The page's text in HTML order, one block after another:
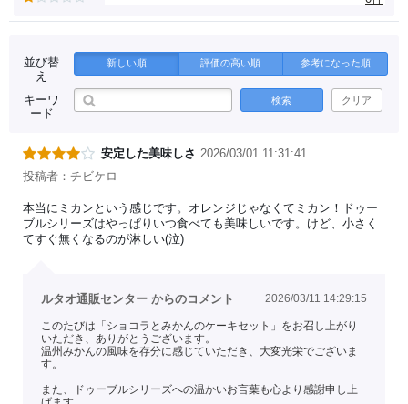
並び替
え
新しい順 評価の高い順 参考になった順
キーワ
ード
検索 クリア
安定した美味しさ 2026/03/01 11:31:41
投稿者：チビケロ
本当にミカンという感じです。オレンジじゃなくてミカン！ドゥー
ブルシリーズはやっぱりいつ食べても美味しいです。けど、小さく
てすぐ無くなるのが淋しい(泣)
ルタオ通販センター からのコメント 2026/03/11 14:29:15
このたびは「ショコラとみかんのケーキセット」をお召し上がり
いただき、ありがとうございます。
温州みかんの風味を存分に感じていただき、大変光栄でございま
す。
また、ドゥーブルシリーズへの温かいお言葉も心より感謝申し上